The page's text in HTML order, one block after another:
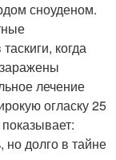
сноуденом.
когда
лечение
огласку 25
но долго в тайне